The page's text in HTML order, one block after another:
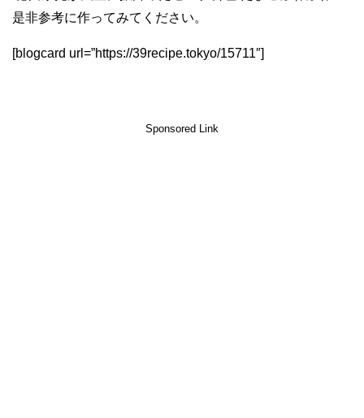
是非参考に作ってみてください。
[blogcard url=”https://39recipe.tokyo/15711″]
Sponsored Link